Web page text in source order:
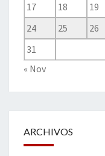
17
18 19
24
25 26
31
« Nov
ARCHIVOS